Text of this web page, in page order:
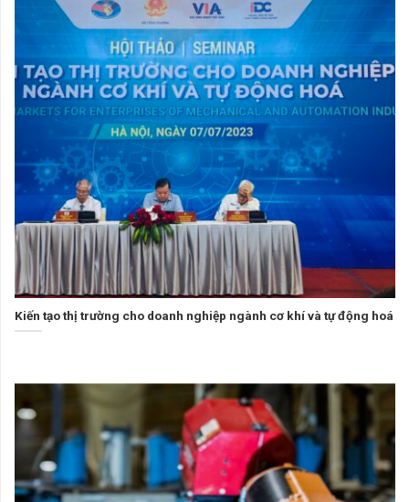
Kiến tạo thị trường cho doanh nghiệp ngành cơ khí và tự động hoá